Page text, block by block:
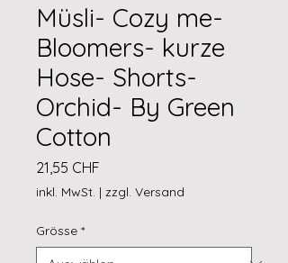
Müsli- Cozy me-
Bloomers- kurze
Hose- Shorts-
Orchid- By Green
Cotton
21,55 CHF
inkl. MwSt. | zzgl. Versand
Grösse *